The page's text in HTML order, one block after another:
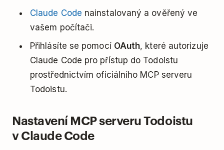
Claude Code nainstalovaný a ověřený ve
vašem počítači.
Přihlásíte se pomocí OAuth, které autorizuje
Claude Code pro přístup do Todoistu
prostřednictvím oficiálního MCP serveru
Todoistu.
Nastavení MCP serveru Todoistu
v Claude Code